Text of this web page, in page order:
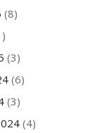
(8)
(3)
(6)
(3)
(4)